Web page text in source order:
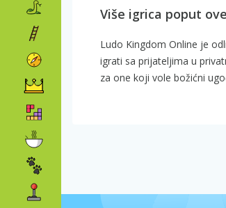
Više igrica poput ove
Ludo Kingdom Online je
igrati sa prijateljima u
za one koji vole božićni